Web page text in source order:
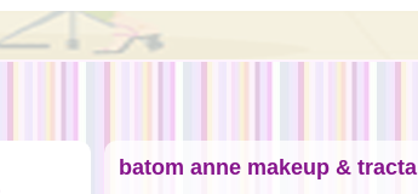
batom anne makeup & tracta